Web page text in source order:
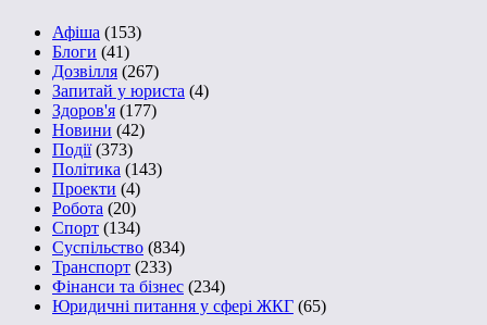
Афіша (153)
Блоги (41)
Дозвілля (267)
Запитай у юриста (4)
Здоров'я (177)
Новини (42)
Події(373)
Політика (143)
Проекти (4)
Робота (20)
Спорт (134)
Суспільство (834)
Транспорт (233)
Фінанси та бізнес (234)
Юридичні питання у сфері ЖКГ (65)